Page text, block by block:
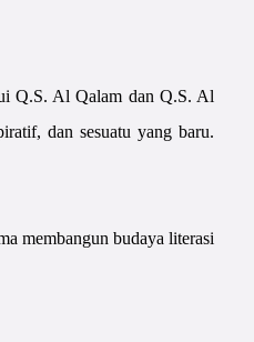
Q.S. Al Qalam dan Q.S. Al
dan sesuatu yang baru.
membangun budaya literasi